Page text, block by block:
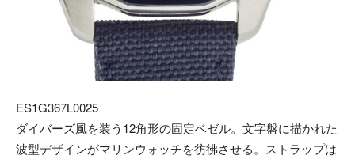
ES1G367L0025
ダイバーズ風を装う12角形の固定ベゼル。文字盤に描かれた
波型デザインがマリンウォッチを彷彿させる。ストラップは